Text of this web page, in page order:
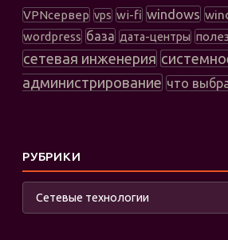
VPNсервер vps wi-fi windows
wordpress база дата-центры
сетевая инженерия
администрирование что
РУБРИКИ